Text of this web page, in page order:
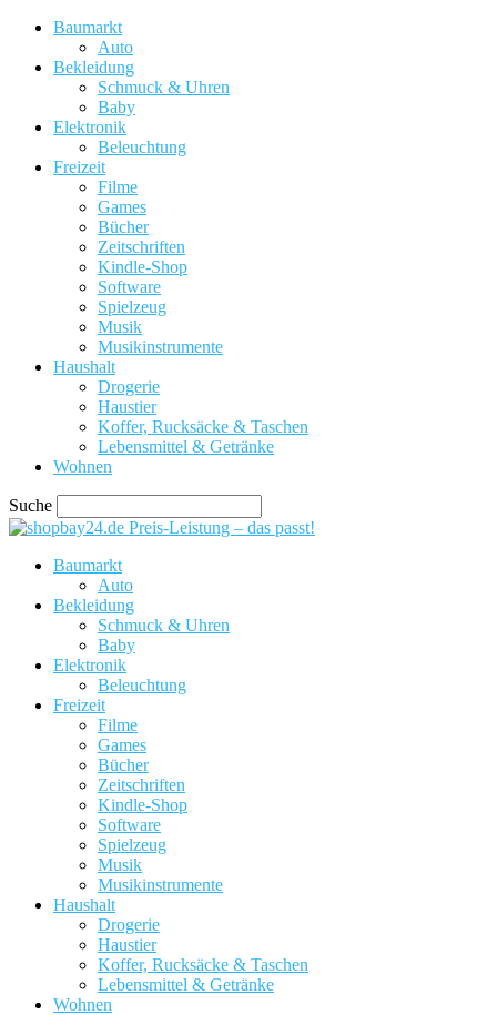
Baumarkt
Auto
Bekleidung
Schmuck & Uhren
Baby
Elektronik
Beleuchtung
Freizeit
Filme
Games
Bücher
Zeitschriften
Kindle-Shop
Software
Spielzeug
Musik
Musikinstrumente
Haushalt
Drogerie
Haustier
Koffer, Rucksäcke & Taschen
Lebensmittel & Getränke
Wohnen
Suche
Preis-Leistung – das passt!
Baumarkt
Auto
Bekleidung
Schmuck & Uhren
Baby
Elektronik
Beleuchtung
Freizeit
Filme
Games
Bücher
Zeitschriften
Kindle-Shop
Software
Spielzeug
Musik
Musikinstrumente
Haushalt
Drogerie
Haustier
Koffer, Rucksäcke & Taschen
Lebensmittel & Getränke
Wohnen